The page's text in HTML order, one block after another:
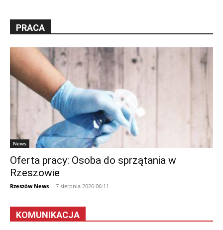
PRACA
News
Oferta pracy: Osoba do sprzątania w
Rzeszowie
Rzeszów News - 7 sierpnia 2026 06:11
KOMUNIKACJA